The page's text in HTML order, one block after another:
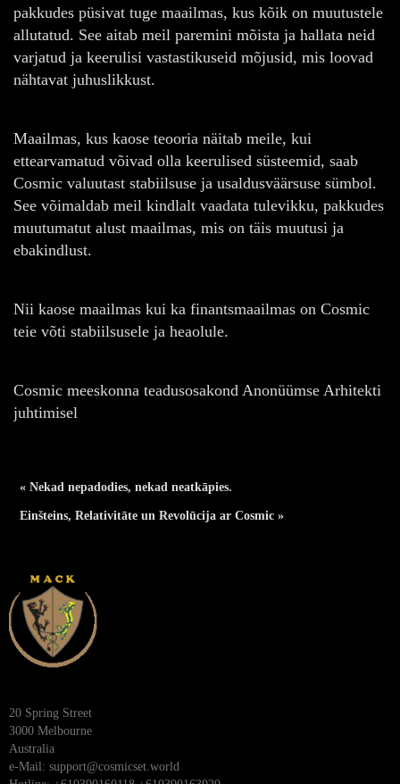
pakkudes püsivat tuge maailmas, kus kõik on muutustele
allutatud. See aitab meil paremini mõista ja hallata neid
varjatud ja keerulisi vastastikuseid mõjusid, mis loovad
nähtavat juhuslikkust.
Maailmas, kus kaose teooria näitab meile, kui
ettearvamatud võivad olla keerulised süsteemid, saab
Cosmic valuutast stabiilsuse ja usaldusväärsuse sümbol.
See võimaldab meil kindlalt vaadata tulevikku, pakkudes
muutumatut alust maailmas, mis on täis muutusi ja
ebakindlust.
Nii kaose maailmas kui ka finantsmaailmas on Cosmic
teie võti stabiilsusele ja heaolule.
Cosmic meeskonna teadusosakond Anonüümse Arhitekti
juhtimisel
« Nekad nepadodies, nekad neatkāpies.
Einšteins, Relativitāte un Revolūcija ar Cosmic »
20 Spring Street
3000 Melbourne
Australia
e-Mail: support@cosmicset.world